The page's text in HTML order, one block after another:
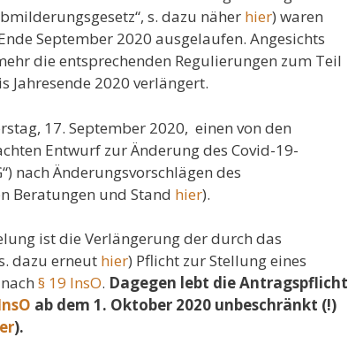
s. dazu näher hier) waren
September 2020 ausgelaufen. Angesichts
die entsprechenden Regulierungen zum Teil
Jahresende 2020 verlängert.
17. September 2020, einen von den
Entwurf zur Änderung des Covid-19-
nach Änderungsvorschlägen des
Beratungen und Stand hier).
ist die Verlängerung der durch das
dazu erneut hier) Pflicht zur Stellung eines
§ 19 InsO. Dagegen lebt die Antragspflicht
ab dem 1. Oktober 2020 unbeschränkt (!)
).